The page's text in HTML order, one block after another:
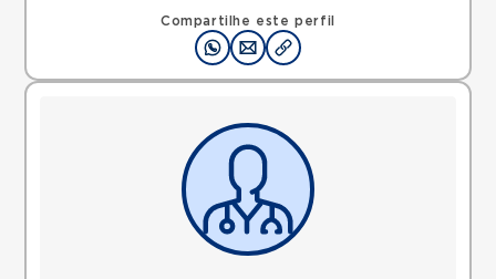
Compartilhe este perfil